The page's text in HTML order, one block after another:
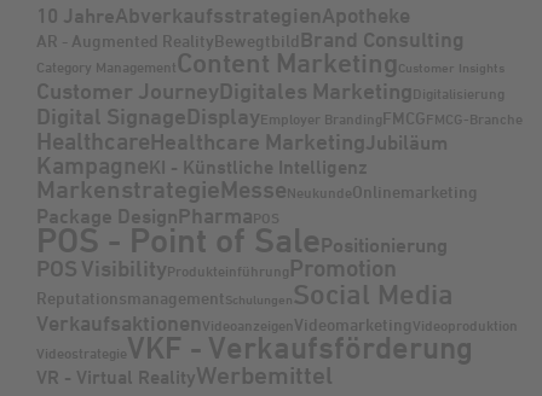
10 JahreAbverkaufsstrategienApotheke
AR - Augmented RealityBewegtbild Brand Consulting
Category Management Content Marketing Customer Insights
Customer JourneyDigitales Marketing Digitalisierung
Digital SignageDisplayEmployer BrandingFMCGFMCG-Branche
HealthcareHealthcare MarketingJubiläum
KampagneKI - Künstliche Intelligenz
MarkenstrategieMesseNeukundeOnlinemarketing
Package DesignPharmaPOS
POS - Point of Sale Positionierung
POS VisibilityProdukteinführung Promotion
Reputationsmanagement Schulungen Social Media
Verkaufsaktionen Videoanzeigen Videomarketing Videoproduktion
VideostrategieVKF - Verkaufsförderung
VR - Virtual RealityWerbemittel